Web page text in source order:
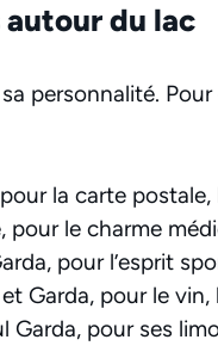
du lac
personnalité.
la carte
pour le charme
pour l’esprit
Garda, pour le
Garda, pour ses